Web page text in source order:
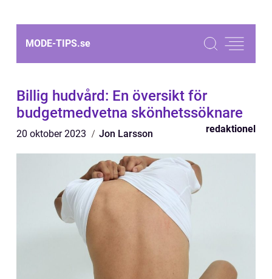
MODE-TIPS.se
Billig hudvård: En översikt för
budgetmedvetna skönhetssöknare
20 oktober 2023 Jon Larsson redaktionel